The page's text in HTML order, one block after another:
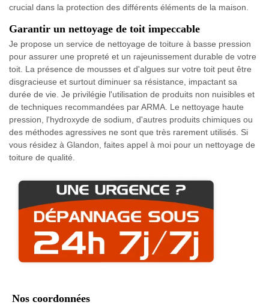
crucial dans la protection des différents éléments de la maison.
Garantir un nettoyage de toit impeccable
Je propose un service de nettoyage de toiture à basse pression
pour assurer une propreté et un rajeunissement durable de votre
toit. La présence de mousses et d'algues sur votre toit peut être
disgracieuse et surtout diminuer sa résistance, impactant sa
durée de vie. Je privilégie l'utilisation de produits non nuisibles et
de techniques recommandées par ARMA. Le nettoyage haute
pression, l'hydroxyde de sodium, d'autres produits chimiques ou
des méthodes agressives ne sont que très rarement utilisés. Si
vous résidez à Glandon, faites appel à moi pour un nettoyage de
toiture de qualité.
Nos coordonnées